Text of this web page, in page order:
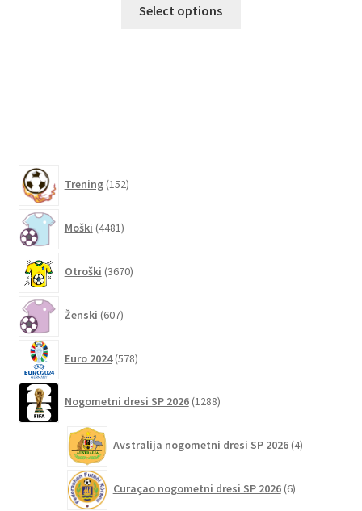
Select options
Trening 152izdelkov
Moški 4481izdelkov
Otroški 3670izdelkov
Ženski 607izdelkov
Euro 2024 578izdelkov
Nogometni dresi SP 2026 1288izdelkov
Avstralija nogometni dresi SP 2026 4izdelki
Curaçao nogometni dresi SP 2026 6izdelkov